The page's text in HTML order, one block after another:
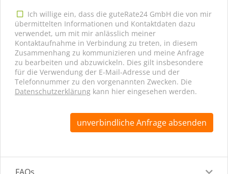
Ich willige ein, dass die guteRate24 GmbH die von mir
übermittelten Informationen und Kontaktdaten dazu
verwendet, um mit mir anlässlich meiner
Kontaktaufnahme in Verbindung zu treten, in diesem
Zusammenhang zu kommunizieren und meine Anfrage
zu bearbeiten und abzuwickeln. Dies gilt insbesondere
für die Verwendung der E-Mail-Adresse und der
Telefonnummer zu den vorgenannten Zwecken. Die
Datenschutzerklärung kann hier eingesehen werden.
unverbindliche Anfrage absenden